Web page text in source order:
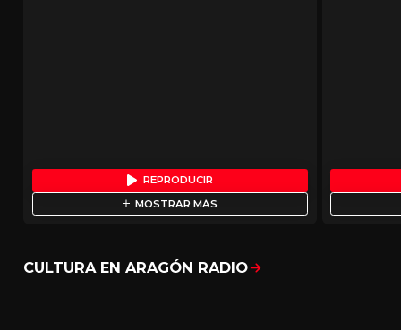
REPRODUCIR
MOSTRAR MÁS
CULTURA EN ARAGÓN RADIOMostrar todo